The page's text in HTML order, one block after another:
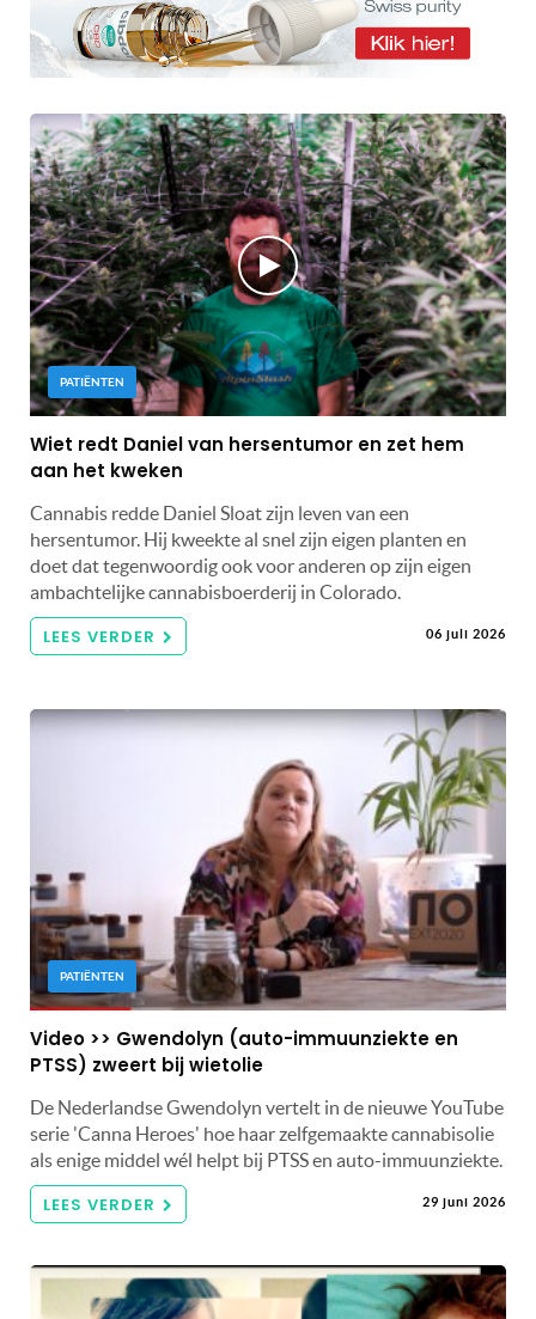
PATIËNTEN
Wiet redt Daniel van hersentumor en zet hem
aan het kweken
Cannabis redde Daniel Sloat zijn leven van een
hersentumor. Hij kweekte al snel zijn eigen planten en
doet dat tegenwoordig ook voor anderen op zijn eigen
ambachtelijke cannabisboerderij in Colorado.
LEES VERDER 06 juli 2026
PATIËNTEN
Video >> Gwendolyn (auto-immuunziekte en
PTSS) zweert bij wietolie
De Nederlandse Gwendolyn vertelt in de nieuwe YouTube
serie 'Canna Heroes' hoe haar zelfgemaakte cannabisolie
als enige middel wél helpt bij PTSS en auto-immuunziekte.
LEES VERDER 29 juni 2026